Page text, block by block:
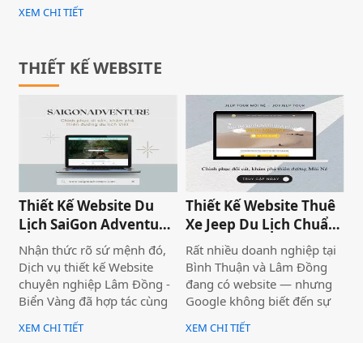
XEM CHI TIẾT
THIẾT KẾ WEBSITE
Thiết Kế Website Du
Lịch SaiGon Adventure
- Top tour Saigon
Nhận thức rõ sứ mệnh đó,
Dịch vụ thiết kế Website
chuyên nghiệp Lâm Đồng -
Biển Vàng đã hợp tác cùng
thương hiệu SaiGon
Adventure để triển khai dự
XEM CHI TIẾT
Thiết Kế Website Thuê
Xe Jeep Du Lịch Chuẩn
SEO 2026 | JoyJeep
Rất nhiều doanh nghiệp tại
Bình Thuận và Lâm Đồng
đang có website — nhưng
Google không biết đến sự
tồn tại của họ. Không có
khách từ tìm kiếm tự nhiên,
XEM CHI TIẾT